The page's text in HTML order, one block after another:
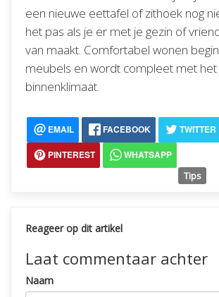
een nieuwe eettafel of zithoek nog
het pas als je er met je gezin of
van maakt. Comfortabel wonen
meubels en wordt compleet met het
binnenklimaat.
EMAIL FACEBOOK
TWITTER
PINTEREST
WHATSAPP
Tips
Reageer op dit artikel
Laat commentaar achter
Naam